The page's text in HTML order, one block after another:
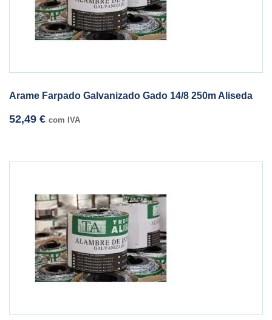
Arame Farpado Galvanizado Gado 14/8 250m Aliseda
52,49 € com IVA